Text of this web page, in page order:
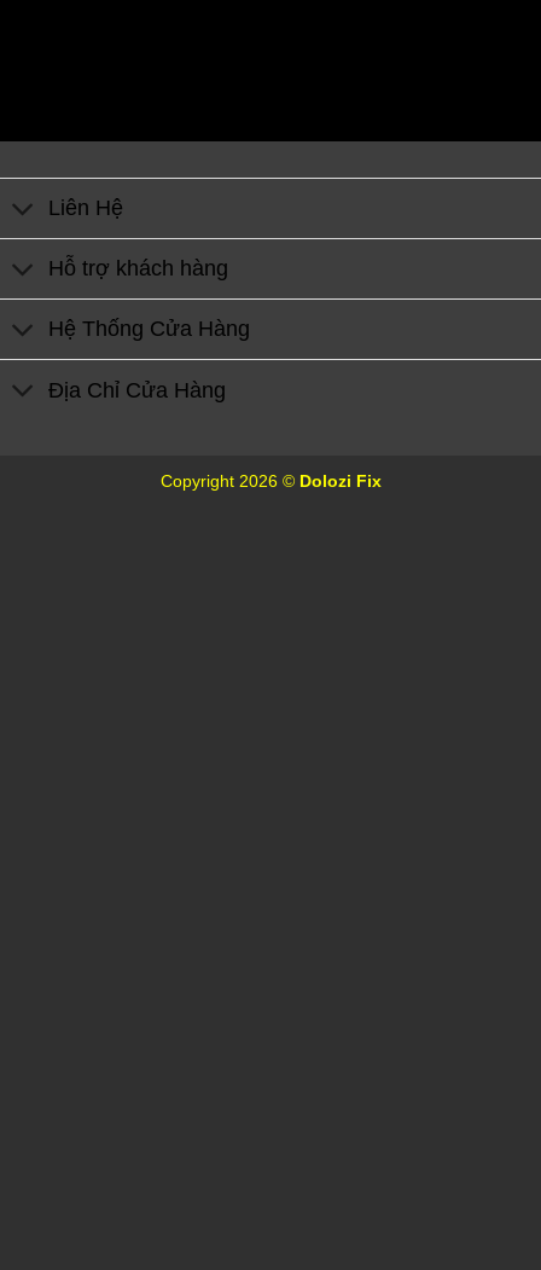
Liên Hệ
Hỗ trợ khách hàng
Hệ Thống Cửa Hàng
Địa Chỉ Cửa Hàng
Copyright 2026 © Dolozi Fix